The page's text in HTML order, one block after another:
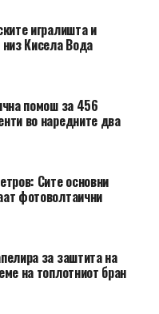
игралишта и
Кисела Вода
помош за 456
во наредните два
Сите основни
фотоволтаични
за заштита на
на топлотниот бран